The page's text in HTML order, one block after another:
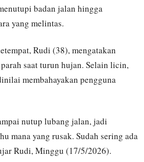
badan jalan hingga
yang melintas.
Rudi (38), mengatakan
saat turun hujan. Selain licin,
membahayakan pengguna
nutup lubang jalan, jadi
mana yang rusak. Sudah sering ada
Rudi, Minggu (17/5/2026).